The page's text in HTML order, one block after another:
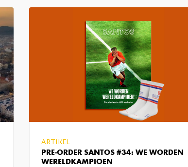
PRE-ORDER SANTOS #34: WE WORDEN
WERELDKAMPIOEN
ARTIKEL